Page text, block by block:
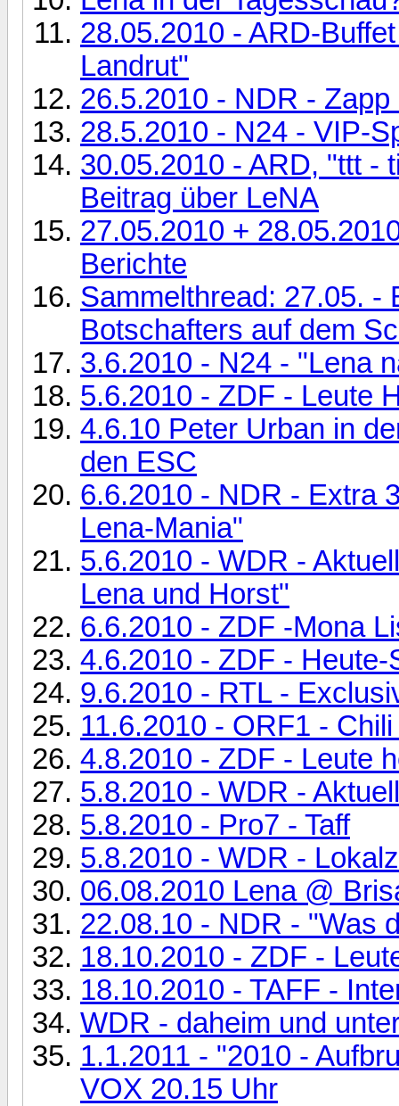
28.05.2010 - ARD-
Landrut"
26.5.2010 - NDR -
28.5.2010 - N24 - VIP-
30.05.2010 - ARD, "ttt -
Beitrag über LeNA
27.05.2010 +
Berichte
Sammelthread: 27.05. -
Botschafters auf dem
3.6.2010 - N24 - "Lena
5.6.2010 - ZDF - Leute
4.6.10 Peter Urban in
den ESC
6.6.2010 - NDR - Extra
Lena-Mania"
5.6.2010 - WDR -
Lena und Horst"
6.6.2010 - ZDF -Mona
4.6.2010 - ZDF -
9.6.2010 - RTL -
11.6.2010 - ORF1 -
4.8.2010 - ZDF - Leute
5.8.2010 - WDR -
5.8.2010 - Pro7 - Taff
5.8.2010 - WDR -
06.08.2010 Lena @
22.08.10 - NDR - "Was
18.10.2010 - ZDF -
18.10.2010 - TAFF -
WDR - daheim und
1.1.2011 - "2010 -
VOX 20.15 Uhr